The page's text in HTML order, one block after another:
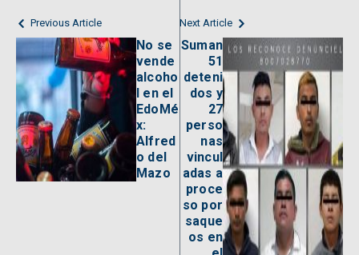
Previous Article
No se
vende
alcoho
l en el
EdoMé
x:
Alfred
o del
Mazo
Next Article
Suman
51
deteni
dos y
27
perso
nas
vincul
adas a
proce
so por
saque
os en